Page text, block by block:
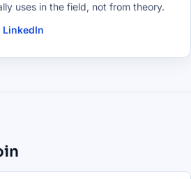
uses in the field, not from theory.